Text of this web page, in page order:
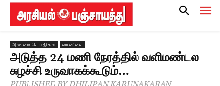
அண்மை செய்திகள் வானிலை
அடுத்த 24 மணி நேரத்தில் வளிமண்டல
சுழச்சி உருவாகக்கூடும்…
PUBLISHED BY DHILIPAN KARUNAKARAN